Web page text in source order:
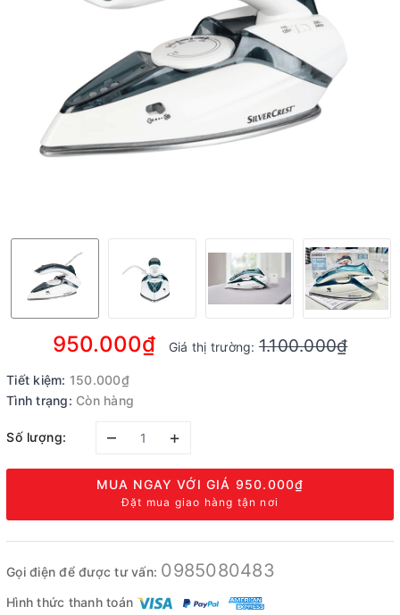
950.000₫ Giá thị trường:1.100.000₫
Tiết kiệm: 150.000₫
Tình trạng: Còn hàng
Số lượng: – +
MUA NGAY VỚI GIÁ 950.000₫
Đặt mua giao hàng tận nơi
Gọi điện để được tư vấn: 0985080483
Hình thức thanh toán